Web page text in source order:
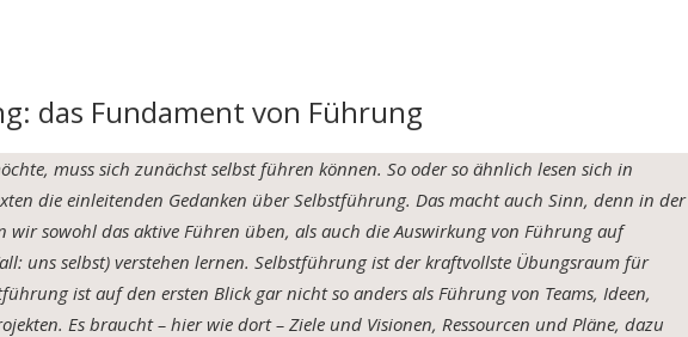
das Fundament von Führung
muss sich zunächst selbst führen können. So oder so ähnlich lesen sich in
die einleitenden Gedanken über Selbstführung. Das macht auch Sinn, denn in der
wir sowohl das aktive Führen üben, als auch die Auswirkung von Führung auf
uns selbst) verstehen lernen. Selbstführung ist der kraftvollste Übungsraum für
ist auf den ersten Blick gar nicht so anders als Führung von Teams, Ideen,
Es braucht – hier wie dort – Ziele und Visionen, Ressourcen und Pläne, dazu